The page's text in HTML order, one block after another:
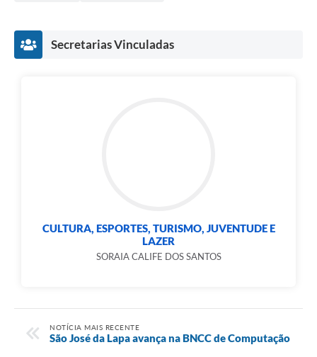
Secretarias Vinculadas
CULTURA, ESPORTES, TURISMO, JUVENTUDE E
LAZER
SORAIA CALIFE DOS SANTOS
NOTÍCIA MAIS RECENTE
São José da Lapa avança na BNCC de Computação